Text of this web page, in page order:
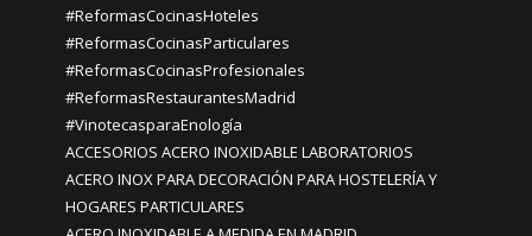
#ReformasCocinasHoteles
#ReformasCocinasParticulares
#ReformasCocinasProfesionales
#ReformasRestaurantesMadrid
#VinotecasparaEnología
ACCESORIOS ACERO INOXIDABLE LABORATORIOS
ACERO INOX PARA DECORACIÓN PARA HOSTELERÍA Y
HOGARES PARTICULARES